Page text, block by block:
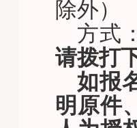
除外）
方式
请拨打
如报
明原件